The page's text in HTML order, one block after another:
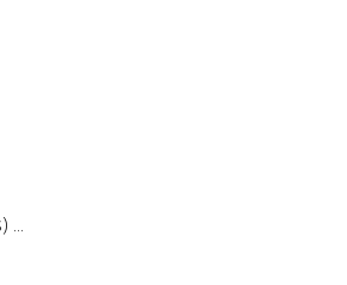
...